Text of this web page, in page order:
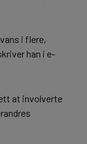
i flere,
han i e-
at involverte